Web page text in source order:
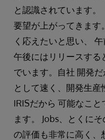
と認識されています
要望が上がってきます
く応えたいと思い、
午後にはリリースする
でいます。自社 開発
として速く、開発生
IRISだから 可能なこ
ます。 Jobs、とくに
の評価も非常に高く、